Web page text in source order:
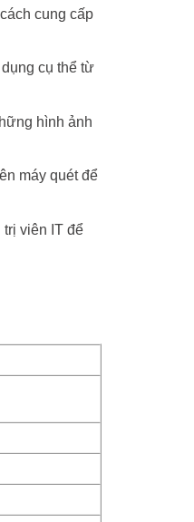
cung cấp
cụ thể từ
hình ảnh
máy quét để
viên IT để